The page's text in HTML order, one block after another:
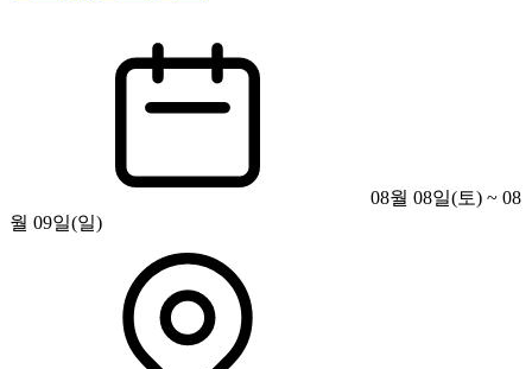
08월 08일(토) ~ 08
월 09일(일)